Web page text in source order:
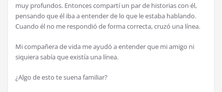
muy profundos. Entonces compartí un par de historias con él,
pensando que él iba a entender de lo que le estaba hablando.
Cuando él no me respondió de forma correcta, cruzó una línea.
Mi compañera de vida me ayudó a entender que mi amigo ni
siquiera sabía que existía una línea.
¿Algo de esto te suena familiar?